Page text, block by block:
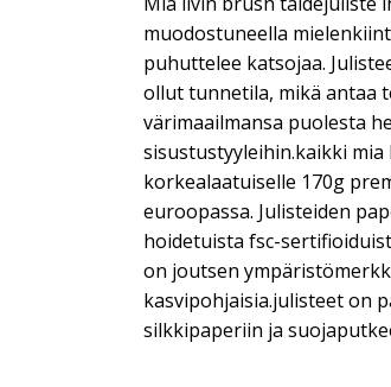
muodostuneella
puhuttelee katsojaa.
ollut tunnetila, mikä antaa
värimaailmansa puolesta
sisustustyyleihin.kaikki
korkealaatuiselle 170g
euroopassa. Julisteiden
hoidetuista fsc-
on joutsen
kasvipohjaisia.julisteet on
silkkipaperiin ja